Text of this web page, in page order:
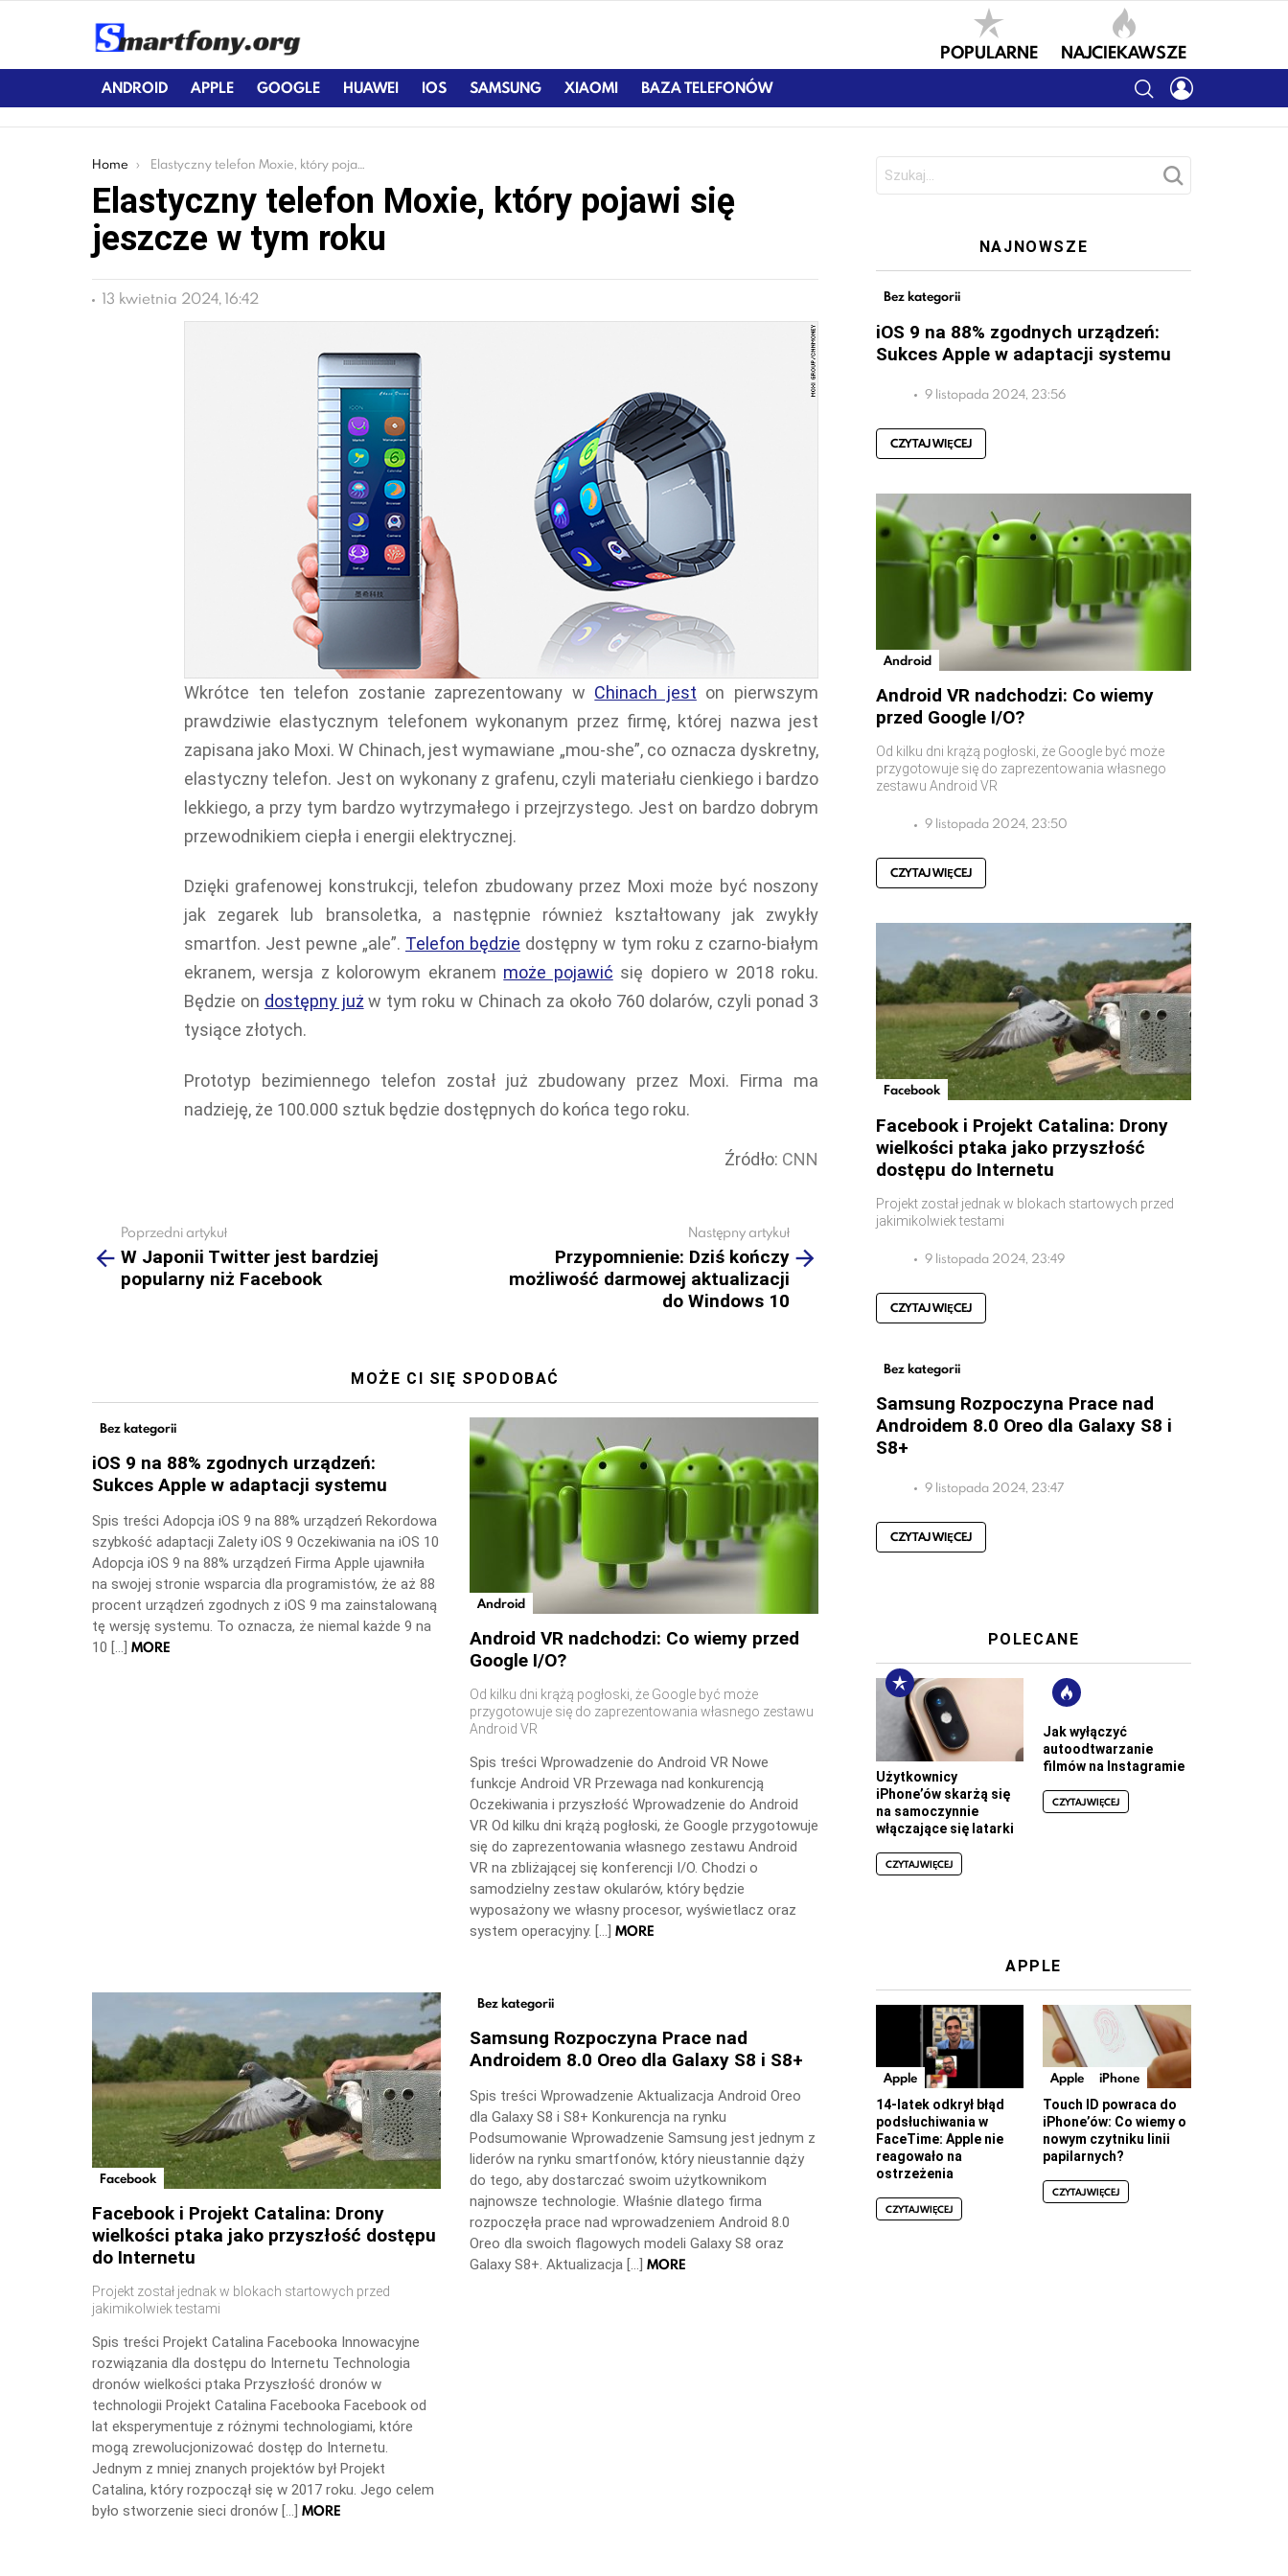
POPULARNE NAJCIEKAWSZE
ANDROID APPLE GOOGLE HUAWEI IOS SAMSUNG XIAOMI BAZA TELEFONÓW SEARCH
You are here:
Home Elastyczny telefon Moxie, który pojawi się jeszcze w tym roku
Elastyczny telefon Moxie, który pojawi się
jeszcze w tym roku
13 kwietnia 2024, 16:42
Wkrótce ten telefon zostanie zaprezentowany w Chinach jest on pierwszym
prawdziwie elastycznym telefonem wykonanym przez firmę, której nazwa jest
zapisana jako Moxi. W Chinach, jest wymawiane „mou-she”, co oznacza dyskretny,
elastyczny telefon. Jest on wykonany z grafenu, czyli materiału cienkiego i bardzo
lekkiego, a przy tym bardzo wytrzymałego i przejrzystego. Jest on bardzo dobrym
przewodnikiem ciepła i energii elektrycznej.
Dzięki grafenowej konstrukcji, telefon zbudowany przez Moxi może być noszony
jak zegarek lub bransoletka, a następnie również kształtowany jak zwykły
smartfon. Jest pewne „ale”. Telefon będzie dostępny w tym roku z czarno-białym
ekranem, wersja z kolorowym ekranem może pojawić się dopiero w 2018 roku.
Będzie on dostępny już w tym roku w Chinach za około 760 dolarów, czyli ponad 3
tysiące złotych.
Prototyp bezimiennego telefon został już zbudowany przez Moxi. Firma ma
nadzieję, że 100.000 sztuk będzie dostępnych do końca tego roku.
Źródło: CNN
more
Poprzedni artykuł
W Japonii Twitter jest bardziej
popularny niż Facebook
Następny artykuł
Przypomnienie: Dziś kończy
możliwość darmowej aktualizacji
do Windows 10
MOŻE CI SIĘ SPODOBAĆ
Bez kategorii
iOS 9 na 88% zgodnych urządzeń:
Sukces Apple w adaptacji systemu
Spis treści Adopcja iOS 9 na 88% urządzeń Rekordowa
szybkość adaptacji Zalety iOS 9 Oczekiwania na iOS 10
Adopcja iOS 9 na 88% urządzeń Firma Apple ujawniła
na swojej stronie wsparcia dla programistów, że aż 88
procent urządzeń zgodnych z iOS 9 ma zainstalowaną
tę wersję systemu. To oznacza, że niemal każde 9 na
10 […] MORE
Android
Android VR nadchodzi: Co wiemy przed
Google I/O?
Od kilku dni krążą pogłoski, że Google być może
przygotowuje się do zaprezentowania własnego zestawu
Android VR
Spis treści Wprowadzenie do Android VR Nowe
funkcje Android VR Przewaga nad konkurencją
Oczekiwania i przyszłość Wprowadzenie do Android
VR Od kilku dni krążą pogłoski, że Google przygotowuje
się do zaprezentowania własnego zestawu Android
VR na zbliżającej się konferencji I/O. Chodzi o
samodzielny zestaw okularów, który będzie
wyposażony we własny procesor, wyświetlacz oraz
system operacyjny. […] MORE
Facebook
Facebook i Projekt Catalina: Drony
wielkości ptaka jako przyszłość dostępu
do Internetu
Projekt został jednak w blokach startowych przed
jakimikolwiek testami
Spis treści Projekt Catalina Facebooka Innowacyjne
rozwiązania dla dostępu do Internetu Technologia
dronów wielkości ptaka Przyszłość dronów w
technologii Projekt Catalina Facebooka Facebook od
lat eksperymentuje z różnymi technologiami, które
mogą zrewolucjonizować dostęp do Internetu.
Jednym z mniej znanych projektów był Projekt
Catalina, który rozpoczął się w 2017 roku. Jego celem
było stworzenie sieci dronów […] MORE
Bez kategorii
Samsung Rozpoczyna Prace nad
Androidem 8.0 Oreo dla Galaxy S8 i S8+
Spis treści Wprowadzenie Aktualizacja Android Oreo
dla Galaxy S8 i S8+ Konkurencja na rynku
Podsumowanie Wprowadzenie Samsung jest jednym z
liderów na rynku smartfonów, który nieustannie dąży
do tego, aby dostarczać swoim użytkownikom
najnowsze technologie. Właśnie dlatego firma
rozpoczęła prace nad wprowadzeniem Android 8.0
Oreo dla swoich flagowych modeli Galaxy S8 oraz
Galaxy S8+. Aktualizacja […] MORE
NAJNOWSZE
Bez kategorii
iOS 9 na 88% zgodnych urządzeń:
Sukces Apple w adaptacji systemu
9 listopada 2024, 23:56
CZYTAJ WIĘCEJ
Android
Android VR nadchodzi: Co wiemy
przed Google I/O?
Od kilku dni krążą pogłoski, że Google być może
przygotowuje się do zaprezentowania własnego
zestawu Android VR
9 listopada 2024, 23:50
CZYTAJ WIĘCEJ
Facebook
Facebook i Projekt Catalina: Drony
wielkości ptaka jako przyszłość
dostępu do Internetu
Projekt został jednak w blokach startowych przed
jakimikolwiek testami
9 listopada 2024, 23:49
CZYTAJ WIĘCEJ
Bez kategorii
Samsung Rozpoczyna Prace nad
Androidem 8.0 Oreo dla Galaxy S8 i
S8+
9 listopada 2024, 23:47
CZYTAJ WIĘCEJ
POLECANE
Użytkownicy
iPhone’ów skarżą się
na samoczynnie
włączające się latarki
CZYTAJ WIĘCEJ
Jak wyłączyć
autoodtwarzanie
filmów na Instagramie
CZYTAJ WIĘCEJ
APPLE
Apple
14-latek odkrył błąd
podsłuchiwania w
FaceTime: Apple nie
reagowało na
ostrzeżenia
CZYTAJ WIĘCEJ
Apple iPhone
Touch ID powraca do
iPhone’ów: Co wiemy o
nowym czytniku linii
papilarnych?
CZYTAJ WIĘCEJ